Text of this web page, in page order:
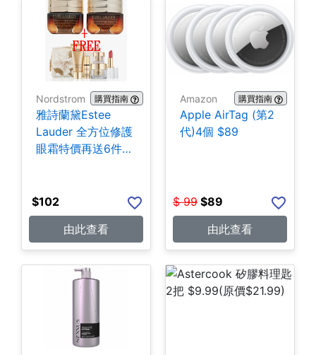
Nordstrom 購買指南
雅詩蘭黛Estee
Lauder 全方位修護
眼霜特價再送6件贈
$102
由此查看
Amazon 購買指南
Apple AirTag (第2
代)4個 $89
$ 99 $89
由此查看